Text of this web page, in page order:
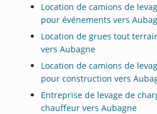
Location de camions de
pour événements vers
Location de grues tout
vers Aubagne
Location de camions de
pour construction vers
Entreprise de levage de
chauffeur vers Aubagne